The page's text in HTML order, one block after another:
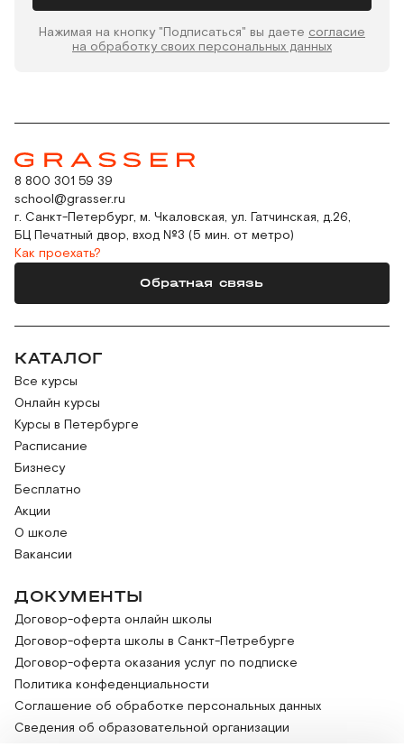
Нажимая на кнопку "Подписаться" вы даете согласие
на обработку своих персональных данных
8 800 301 59 39
school@grasser.ru
г. Санкт-Петербург, м. Чкаловская, ул. Гатчинская, д.26,
БЦ Печатный двор, вход №3 (5 мин. от метро)
Как проехать?
Обратная связь
КАТАЛОГ
Все курсы
Онлайн курсы
Курсы в Петербурге
Расписание
Бизнесу
Бесплатно
Акции
О школе
Вакансии
ДОКУМЕНТЫ
Договор-оферта онлайн школы
Договор-оферта школы в Санкт-Петребурге
Договор-оферта оказания услуг по подписке
Политика конфеденциальности
Соглашение об обработке персональных данных
Сведения об образовательной организации